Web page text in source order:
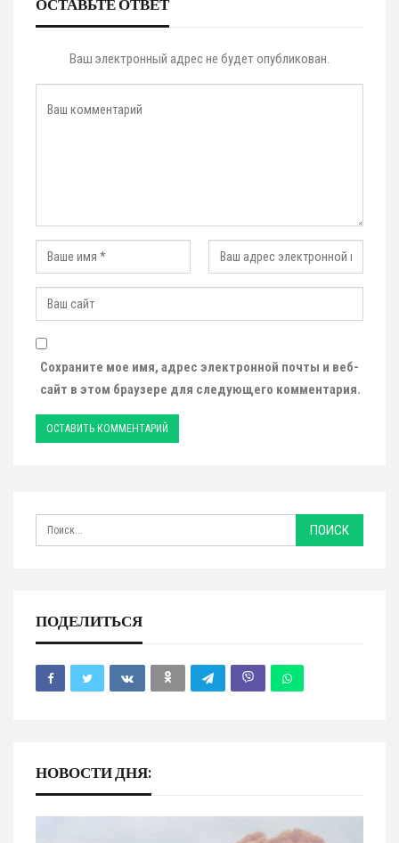
ОСТАВЬТЕ ОТВЕТ
Ваш электронный адрес не будет опубликован.
Сохраните мое имя, адрес электронной почты и веб-
сайт в этом браузере для следующего комментария.
ПОДЕЛИТЬСЯ
НОВОСТИ ДНЯ: